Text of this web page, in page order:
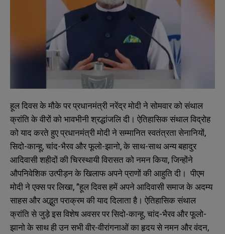
हूल दिवस के मौके पर प्रधानमंत्री नरेंद्र मोदी ने सोमवार को संथाल
क्रांति के वीरों को भावभीनी श्रद्धांजलि दी। ऐतिहासिक संथाल विद्रोह
को याद करते हुए प्रधानमंत्री मोदी ने सम्मानित स्वतंत्रता सेनानियों,
सिदो-कान्हू, चांद-भैरव और फूलो-झानो, के साथ-साथ अन्य बहादुर
आदिवासी शहीदों की चिरस्थायी विरासत को नमन किया, जिन्होंने
औपनिवेशिक उत्पीड़न के खिलाफ अपने प्राणों की आहुति दी। पीएम
मोदी ने एक्स पर लिखा, ”हूल दिवस हमें अपने आदिवासी समाज के अदम्य
साहस और अद्भुत पराक्रम की याद दिलाता है। ऐतिहासिक संथाल
क्रांति से जुड़े इस विशेष अवसर पर सिदो-कान्हू, चांद-भैरव और फूलो-
झानो के साथ ही उन सभी वीर-वीरांगनाओं का हृदय से नमन और वंदन,